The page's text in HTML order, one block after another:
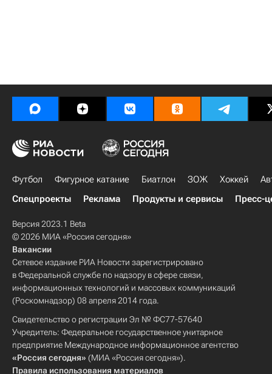
Футбол Фигурное катание Биатлон ЗОЖ Хоккей
Спецпроекты
Реклама Продукты и сервисы Пресс-
Версия 2023.1 Beta
© 2026 МИА «Россия сегодня»
Вакансии
Сетевое издание РИА Новости зарегистрировано
в Федеральной службе по надзору в сфере связи,
информационных технологий и массовых коммуникаций
(Роскомнадзор) 08 апреля 2014 года.
Свидетельство о регистрации Эл № ФС77-57640
Учредитель: Федеральное государственное унитарное
предприятие Международное информационное агентство
«Россия сегодня» (МИА «Россия сегодня»).
Правила использования материалов